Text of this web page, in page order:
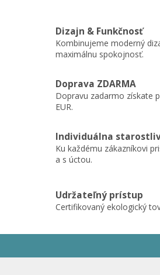
c
i
e
r
v
k
ý
p
Dizajn & Funkčnosť
Kombinujeme moderný
maximálnu spokojnosť.
Doprava ZDARMA
Dopravu zadarmo získate
EUR.
Individuálna
Ku každému zákazníkovi
a s úctou.
Udržateľný prístup
Certifikovaný ekologický